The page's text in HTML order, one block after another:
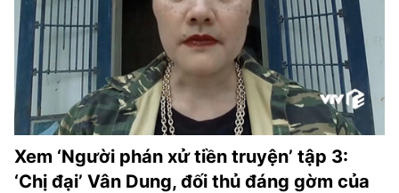
TRA CỨU PHƯỜNG XÃ
CỐNG HIẾN
BÙI XUÂN PHÁI
TIỆN ÍCH
LIÊN HỆ QUẢNG CÁO
Xem ‘Người phán xử tiền truyện’ tập 3:
‘Chị đại’ Vân Dung, đối thủ đáng gờm của